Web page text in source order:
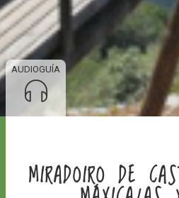
AUDIOGUÍA
MIRADOIRO DE